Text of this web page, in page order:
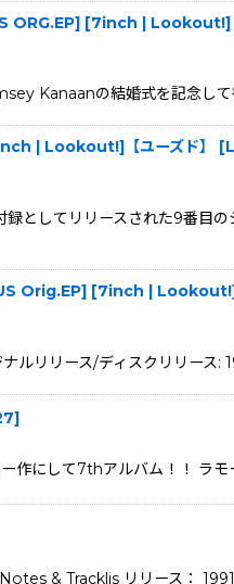
[7inch | Lookout!]【
Kanaanの結婚式を記念し
| Lookout!]【ユーズド】 [
してリリースされた9番目
[7inch | Lookout!]
ルリリース/ディスクリリー
]
作にして7thアルバム！！
& Tracklis リリース：